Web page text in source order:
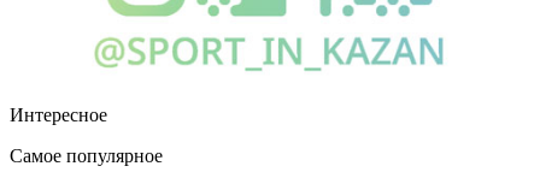
Интересное
Самое популярное